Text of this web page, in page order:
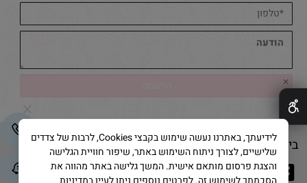
בייק אנד קייק © 2025 All Rights Reserved
✕
לידיעתך, באתרנו נעשה שימוש בקבצי Cookies, לרבות של צדדים
שלישיים, לצורך ניתוח השימוש באתר, שיפור חוויית הגלישה
והצגת פרסום מותאם אישית. המשך גלישה באתר מהווה את